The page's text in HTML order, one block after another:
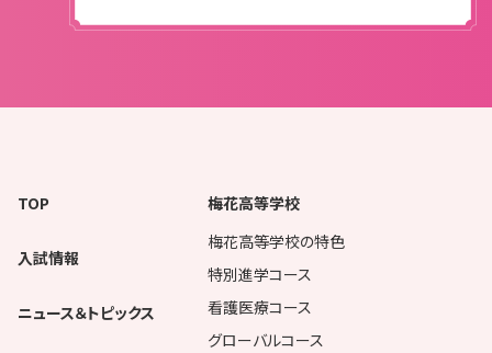
TOP
入試情報
ニュース＆トピックス
梅花高等学校
梅花高等学校の特色
特別進学コース
看護医療コース
グローバルコース